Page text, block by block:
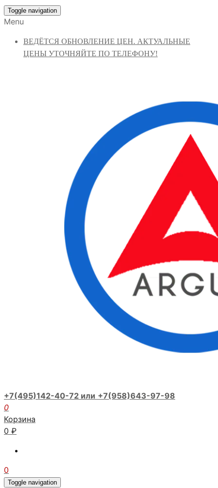
Toggle navigation
Menu
ВЕДЁТСЯ ОБНОВЛЕНИЕ ЦЕН. АКТУАЛЬНЫЕ
ЦЕНЫ УТОЧНЯЙТЕ ПО ТЕЛЕФОНУ!
+7(495)142-40-72 или +7(958)643-97-98
0
Корзина
0 ₽
0
Toggle navigation